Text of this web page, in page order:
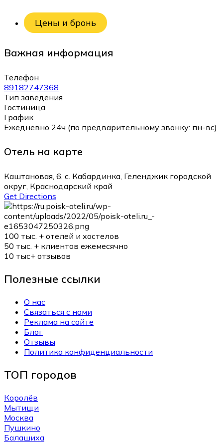
Цены и бронь
Важная информация
Телефон
89182747368
Тип заведения
Гостиница
График
Ежедневно 24ч (по предварительному звонку: пн-вс)
Отель на карте
Каштановая, 6, с. Кабардинка, Геленджик городской
округ, Краснодарский край
Get Directions
100 тыс. + отелей и хостелов
50 тыс. + клиентов ежемесячно
10 тыс+ отзывов
Полезные ссылки
О нас
Связаться с нами
Реклама на сайте
Блог
Отзывы
Политика конфиденциальности
ТОП городов
Королёв
Мытищи
Москва
Пушкино
Балашиха